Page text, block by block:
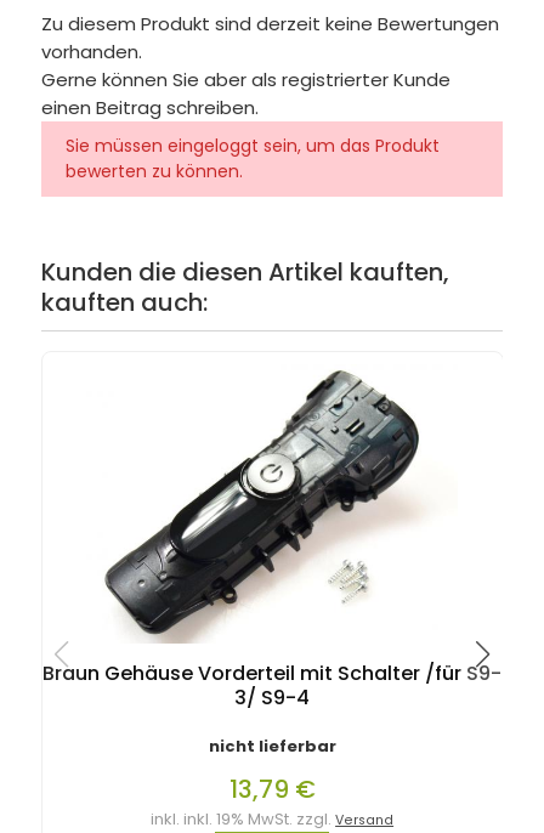
Zu diesem Produkt sind derzeit keine Bewertungen
vorhanden.
Gerne können Sie aber als registrierter Kunde
einen Beitrag schreiben.
Sie müssen eingeloggt sein, um das Produkt
bewerten zu können.
Kunden die diesen Artikel kauften,
kauften auch:
Braun Gehäuse Vorderteil mit Schalter /für S9-
3/ S9-4
nicht lieferbar
13,79 €
inkl. inkl. 19% MwSt. zzgl.Versand